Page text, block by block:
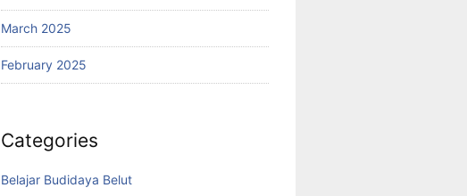
March 2025
February 2025
Categories
Belajar Budidaya Belut